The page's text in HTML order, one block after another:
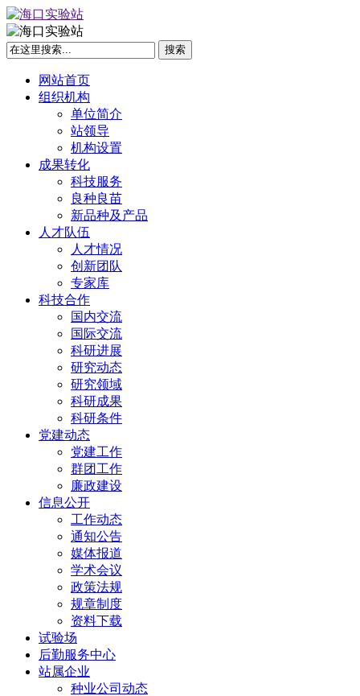
网站首页
组织机构
单位简介
站领导
机构设置
成果转化
科技服务
良种良苗
新品种及产品
人才队伍
人才情况
创新团队
专家库
科技合作
国内交流
国际交流
科研进展
研究动态
研究领域
科研成果
科研条件
党建动态
党建工作
群团工作
廉政建设
信息公开
工作动态
通知公告
媒体报道
学术会议
政策法规
规章制度
资料下载
试验场
后勤服务中心
站属企业
种业公司动态